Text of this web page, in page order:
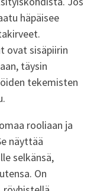
häpäisee
ovat sisäpiirin
täysin
tekemisten
rooliaan ja
näyttää
selkänsä,
On